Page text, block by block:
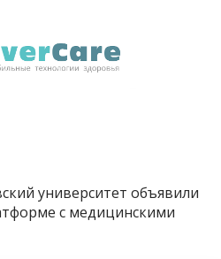
университет объявили
с медицинскими